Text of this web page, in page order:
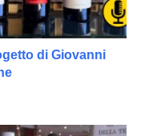
di Giovanni